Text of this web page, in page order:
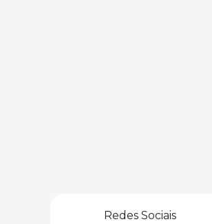
Redes Sociais